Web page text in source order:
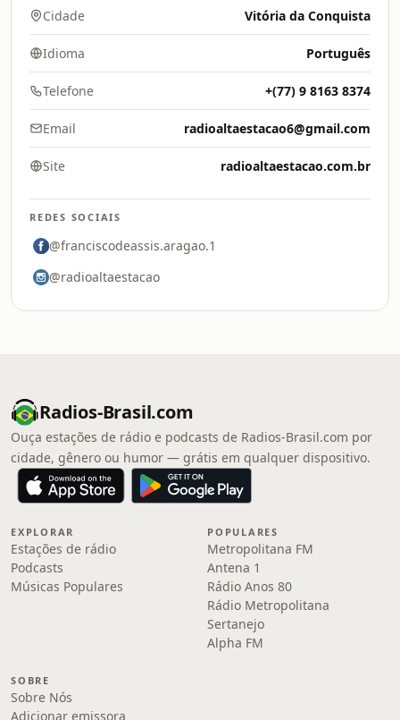
Cidade Vitória da Conquista
Idioma Português
Telefone +(77) 9 8163 8374
Email radioaltaestacao6@gmail.com
Site radioaltaestacao.com.br
REDES SOCIAIS
@franciscodeassis.aragao.1
@radioaltaestacao
Radios-Brasil.com
Ouça estações de rádio e podcasts de Radios-Brasil.com por
cidade, gênero ou humor — grátis em qualquer dispositivo.
EXPLORAR
Estações de rádio
Podcasts
Músicas Populares
POPULARES
Metropolitana FM
Antena 1
Rádio Anos 80
Rádio Metropolitana
Sertanejo
Alpha FM
SOBRE
Sobre Nós
Adicionar emissora